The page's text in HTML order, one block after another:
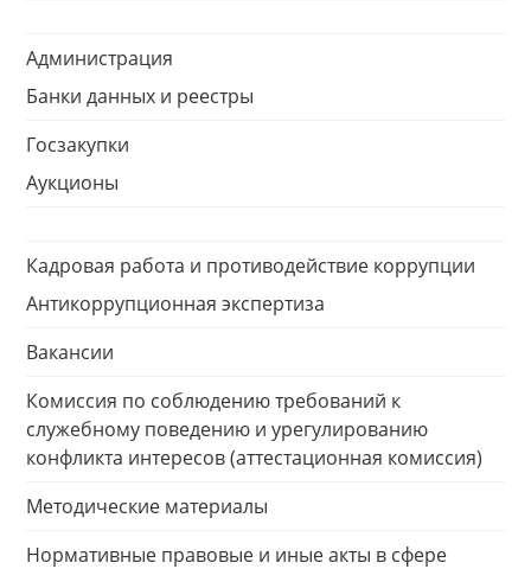
Администрация
Банки данных и реестры
Госзакупки
Аукционы
Кадровая работа и противодействие коррупции
Антикоррупционная экспертиза
Вакансии
Комиссия по соблюдению требований к
служебному поведению и урегулированию
конфликта интересов (аттестационная комиссия)
Методические материалы
Нормативные правовые и иные акты в сфере